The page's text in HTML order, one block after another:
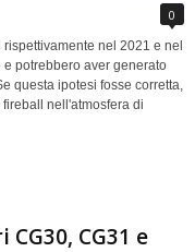
0
nel 2021 e nel
potrebbero aver generato
questa ipotesi fosse corretta,
nell'atmosfera di
CG31 e